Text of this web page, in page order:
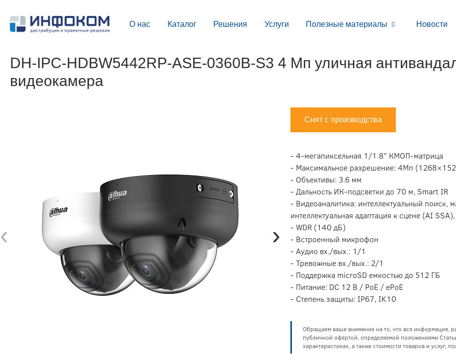
О нас Каталог Решения Услуги Полезные материалы Новости
DH-IPC-HDBW5442RP-ASE-0360B-S3 4 Мп уличная
видеокамера
‹ ›
Снят с производства
- 4-мегапиксельная 1/1.8” КМОП-матрица
- Максимальное разрешение: 4Мп
- Объективы: 3.6 мм
- Дальность ИК-подсветки до 70 м, Smart IR
- Видеоаналитика: интеллектуальный поиск,
интеллектуальная адаптация к сцене (AI
- WDR (140 дБ)
- Встроенный микрофон
- Аудио вх./вых.: 1/1
- Тревожные вх./вых.: 2/1
- Поддержка microSD емкостью до 512 ГБ
- Питание: DC 12 В / PoE / ePoE
- Степень защиты: IP67, IK10
Обращаем ваше внимание на то, что вся информация,
публичной офертой, определяемой положениями
характеристиках, а также стоимости товаров и